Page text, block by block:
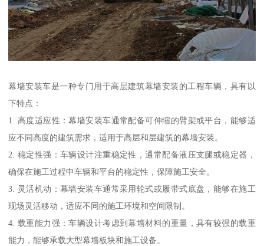
幕墙安装车是一种专门用于高层建筑幕墙安装的工程车辆，具有以
下特点：
1. 高度适应性：幕墙安装车通常配备可伸缩的臂架或平台，能够适
应不同高度的建筑需求，适用于高层和层建筑的幕墙安装。
2. 稳定性强：车辆设计注重稳定性，通常配备液压支腿或稳定器，
确保在施工过程中车辆和平台的稳定性，保障施工安全。
3. 灵活机动：幕墙安装车通常采用轮式或履带式底盘，能够在施工
现场灵活移动，适应不同的施工环境和空间限制。
4. 载重能力强：车辆设计考虑到幕墙材料的重量，具有较强的载重
能力，能够承载大型幕墙板块和施工设备。